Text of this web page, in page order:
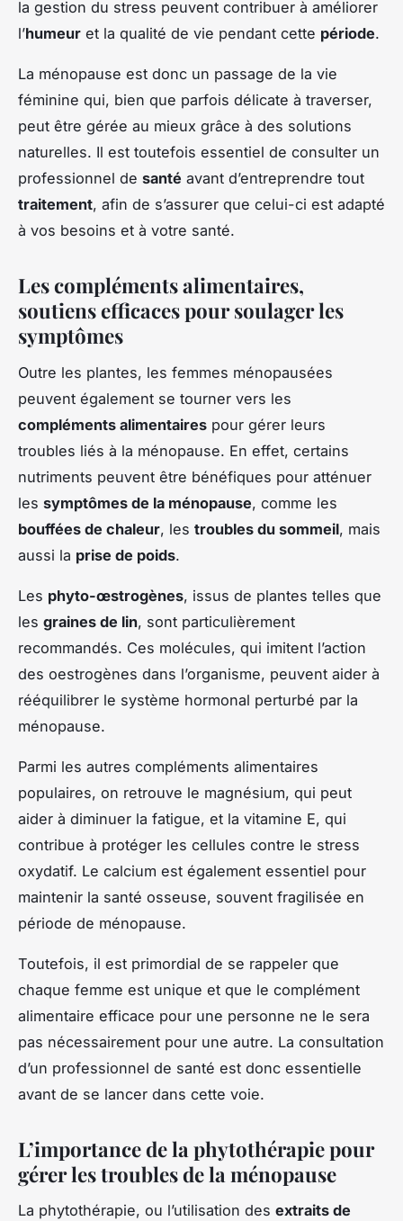
la gestion du stress peuvent contribuer à améliorer
l’humeur et la qualité de vie pendant cette période.
La ménopause est donc un passage de la vie
féminine qui, bien que parfois délicate à traverser,
peut être gérée au mieux grâce à des solutions
naturelles. Il est toutefois essentiel de consulter un
professionnel de santé avant d’entreprendre tout
traitement, afin de s’assurer que celui-ci est adapté
à vos besoins et à votre santé.
Les compléments alimentaires,
soutiens efficaces pour soulager les
symptômes
Outre les plantes, les femmes ménopausées
peuvent également se tourner vers les
compléments alimentaires pour gérer leurs
troubles liés à la ménopause. En effet, certains
nutriments peuvent être bénéfiques pour atténuer
les symptômes de la ménopause, comme les
bouffées de chaleur, les troubles du sommeil, mais
aussi la prise de poids.
Les phyto-œstrogènes, issus de plantes telles que
les graines de lin, sont particulièrement
recommandés. Ces molécules, qui imitent l’action
des oestrogènes dans l’organisme, peuvent aider à
rééquilibrer le système hormonal perturbé par la
ménopause.
Parmi les autres compléments alimentaires
populaires, on retrouve le magnésium, qui peut
aider à diminuer la fatigue, et la vitamine E, qui
contribue à protéger les cellules contre le stress
oxydatif. Le calcium est également essentiel pour
maintenir la santé osseuse, souvent fragilisée en
période de ménopause.
Toutefois, il est primordial de se rappeler que
chaque femme est unique et que le complément
alimentaire efficace pour une personne ne le sera
pas nécessairement pour une autre. La consultation
d’un professionnel de santé est donc essentielle
avant de se lancer dans cette voie.
L’importance de la phytothérapie pour
gérer les troubles de la ménopause
La phytothérapie, ou l’utilisation des extraits de